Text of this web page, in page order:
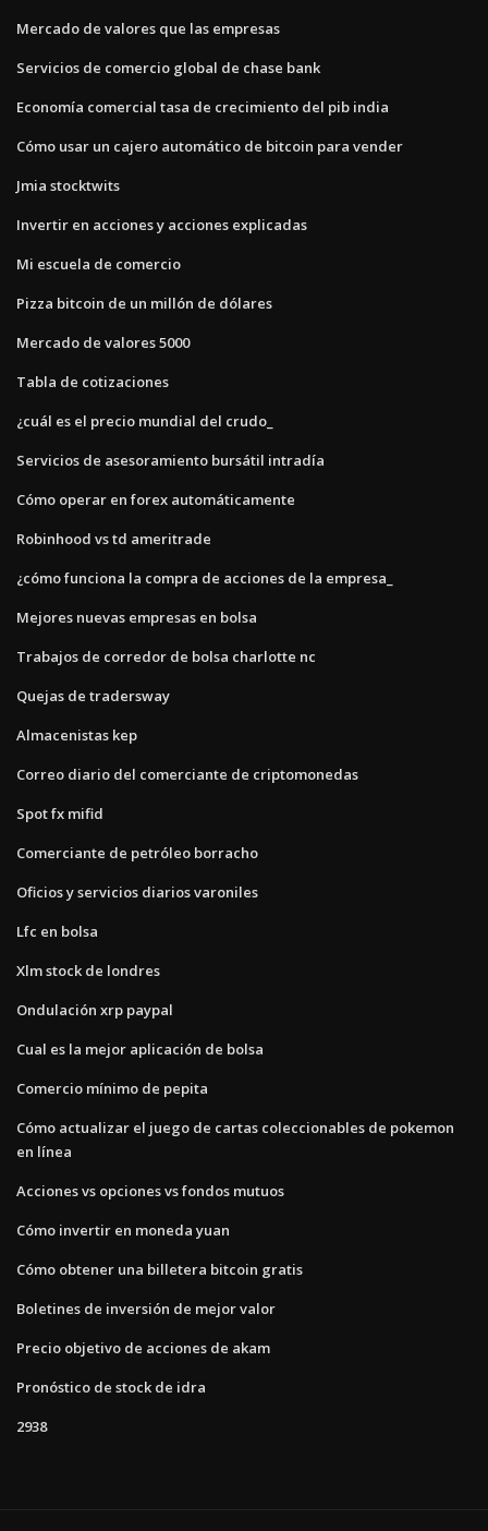
Mercado de valores que las empresas
Servicios de comercio global de chase bank
Economía comercial tasa de crecimiento del pib india
Cómo usar un cajero automático de bitcoin para vender
Jmia stocktwits
Invertir en acciones y acciones explicadas
Mi escuela de comercio
Pizza bitcoin de un millón de dólares
Mercado de valores 5000
Tabla de cotizaciones
¿cuál es el precio mundial del crudo_
Servicios de asesoramiento bursátil intradía
Cómo operar en forex automáticamente
Robinhood vs td ameritrade
¿cómo funciona la compra de acciones de la empresa_
Mejores nuevas empresas en bolsa
Trabajos de corredor de bolsa charlotte nc
Quejas de tradersway
Almacenistas kep
Correo diario del comerciante de criptomonedas
Spot fx mifid
Comerciante de petróleo borracho
Oficios y servicios diarios varoniles
Lfc en bolsa
Xlm stock de londres
Ondulación xrp paypal
Cual es la mejor aplicación de bolsa
Comercio mínimo de pepita
Cómo actualizar el juego de cartas coleccionables de pokemon
en línea
Acciones vs opciones vs fondos mutuos
Cómo invertir en moneda yuan
Cómo obtener una billetera bitcoin gratis
Boletines de inversión de mejor valor
Precio objetivo de acciones de akam
Pronóstico de stock de idra
2938